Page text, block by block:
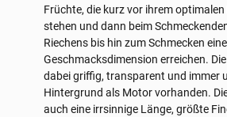
Früchte, die kurz vor ihrem
stehen und dann beim
Riechens bis hin zum Schmecken
Geschmacksdimension erreichen.
dabei griffig, transparent und immer
Hintergrund als Motor vorhanden.
auch eine irrsinnige Länge, größte